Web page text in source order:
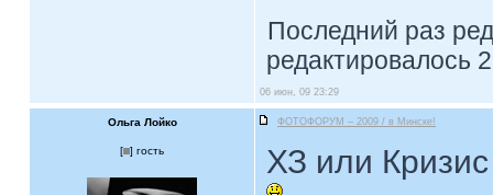
Последний раз
редактировалось
06 июн, 09 23:29
Ольга Лойко ФОТОФОРУМ – 2009 / в Минске!
[ ] гость ХЗ или Кризис